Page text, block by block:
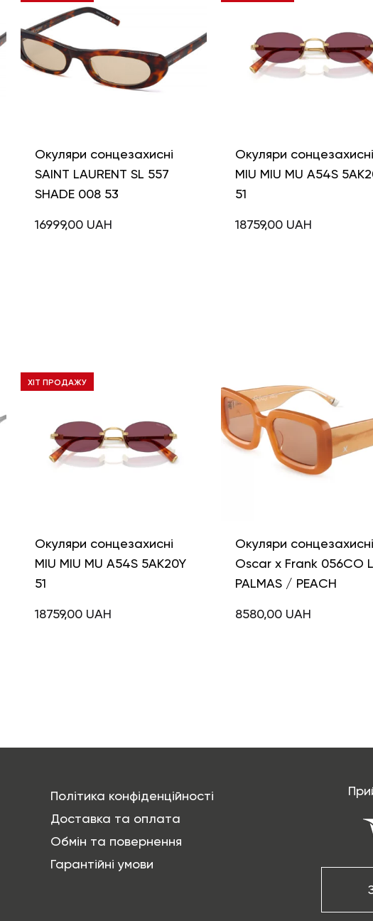
Окуляри сонцезахисні
SAINT LAURENT SL 557
SHADE 008 53
16999,00 UAH
Окуляри сонцезахисні
MIU MIU MU A54S
51
18759,00 UAH
ХІТ ПРОДАЖУ
Окуляри сонцезахисні
MIU MIU MU A54S 5AK20Y
51
18759,00 UAH
Окуляри сонцезахисні
Oscar x Frank 056CO
PALMAS / PEACH
8580,00 UAH
Політика конфіденційності
Доставка та оплата
Обмін та повернення
Гарантійні умови